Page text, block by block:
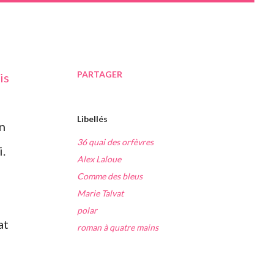
PARTAGER
Libellés
36 quai des orfèvres
Alex Laloue
Comme des bleus
Marie Talvat
polar
roman à quatre mains